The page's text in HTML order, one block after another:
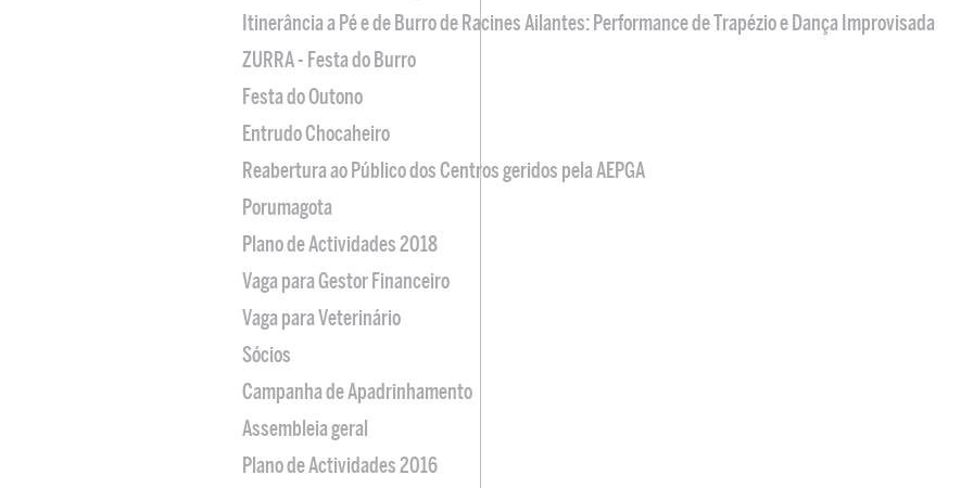
Itinerância a Pé e de Burro de Racines Ailantes: Performance de Trapézio e Dança Improvisada
ZURRA - Festa do Burro
Festa do Outono
Entrudo Chocaheiro
Reabertura ao Público dos Centros geridos pela AEPGA
Porumagota
Plano de Actividades 2018
Vaga para Gestor Financeiro
Vaga para Veterinário
Sócios
Campanha de Apadrinhamento
Assembleia geral
Plano de Actividades 2016